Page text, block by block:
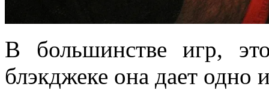
В большинстве игр,
блэкджеке она дает одно